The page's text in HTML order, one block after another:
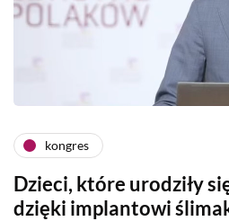
kongres
Dzieci, które urodziły
dzięki implantowi